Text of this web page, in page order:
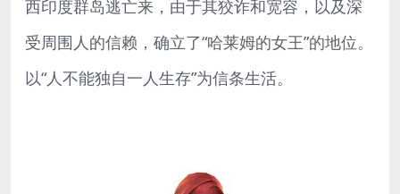
西印度群岛逃亡来，由于其狡诈和宽容，以及深
受周围人的信赖，确立了“哈莱姆的女王”的地位。
以“人不能独自一人生存”为信条生活。